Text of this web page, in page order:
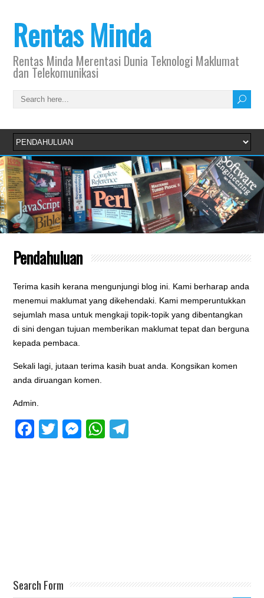
Rentas Minda
Rentas Minda Merentasi Dunia Teknologi Maklumat
dan Telekomunikasi
Pendahuluan
Terima kasih kerana mengunjungi blog ini. Kami berharap anda
menemui maklumat yang dikehendaki. Kami memperuntukkan
sejumlah masa untuk mengkaji topik-topik yang dibentangkan
di sini dengan tujuan memberikan maklumat tepat dan berguna
kepada pembaca.
Sekali lagi, jutaan terima kasih buat anda. Kongsikan komen
anda diruangan komen.
Admin.
Facebook
TwitterMessenger
WhatsApp
Search Form